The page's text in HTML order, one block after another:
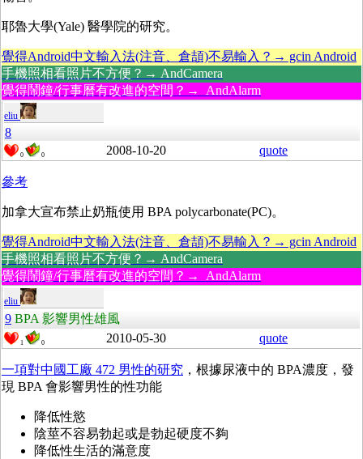
耶魯大學(Yale) 醫學院的研究。
覺得Android中文輸入法(注音、倉頡)不易輸入？→ gcin Android
手機照相看照片不方便？→ AndCamera
覺得鬧鐘/行事曆有改進的空間？→ AndAlarm
eliu
8
0 0 2008-10-20 quote
參考
加拿大宣布禁止奶瓶使用 BPA polycarbonate(PC)。
覺得Android中文輸入法(注音、倉頡)不易輸入？→ gcin Android
手機照相看照片不方便？→ AndCamera
覺得鬧鐘/行事曆有改進的空間？→ AndAlarm
eliu
9 BPA 影響男性雄風
1 0 2010-05-30 quote
一項對中國工廠 472 男性的研究 ，根據尿液中的 BPA濃度，發
現 BPA 會影響男性的性功能
降低性慾
陰莖不容易勃起或是勃起硬度不夠
降低性生活的滿意度